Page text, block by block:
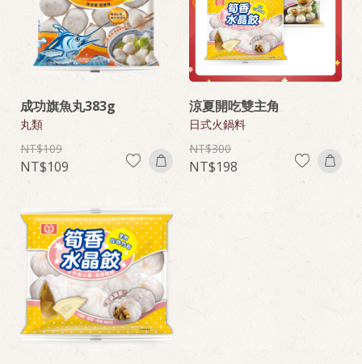
成功旗魚丸383g
丸類
109
109
涼夏開吃雙主角
日式火鍋料
300
198